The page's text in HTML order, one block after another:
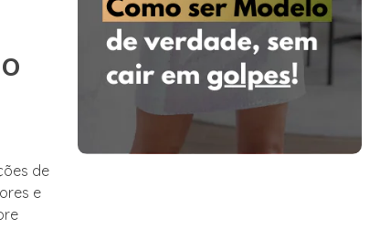
de
e